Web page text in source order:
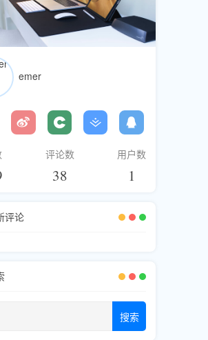
emer
评论数
38
用户数
1
评论
搜索